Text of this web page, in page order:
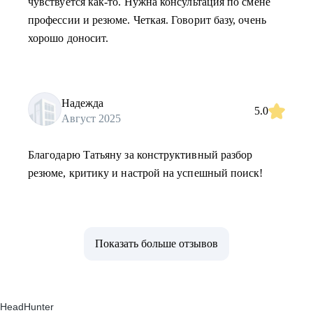
профессии и резюме. Четкая. Говорит базу, очень
хорошо доносит.
Надежда
Август 2025
5.0
Благодарю Татьяну за конструктивный разбор
резюме, критику и настрой на успешный поиск!
Показать больше отзывов
HeadHunter